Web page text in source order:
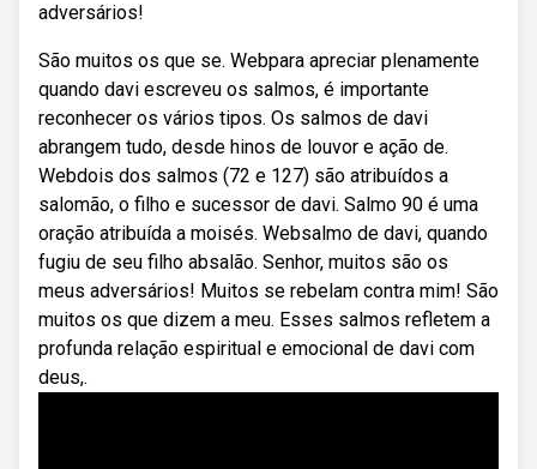
adversários!
São muitos os que se. Webpara apreciar plenamente
quando davi escreveu os salmos, é importante
reconhecer os vários tipos. Os salmos de davi
abrangem tudo, desde hinos de louvor e ação de.
Webdois dos salmos (72 e 127) são atribuídos a
salomão, o filho e sucessor de davi. Salmo 90 é uma
oração atribuída a moisés. Websalmo de davi, quando
fugiu de seu filho absalão. Senhor, muitos são os
meus adversários! Muitos se rebelam contra mim! São
muitos os que dizem a meu. Esses salmos refletem a
profunda relação espiritual e emocional de davi com
deus,.